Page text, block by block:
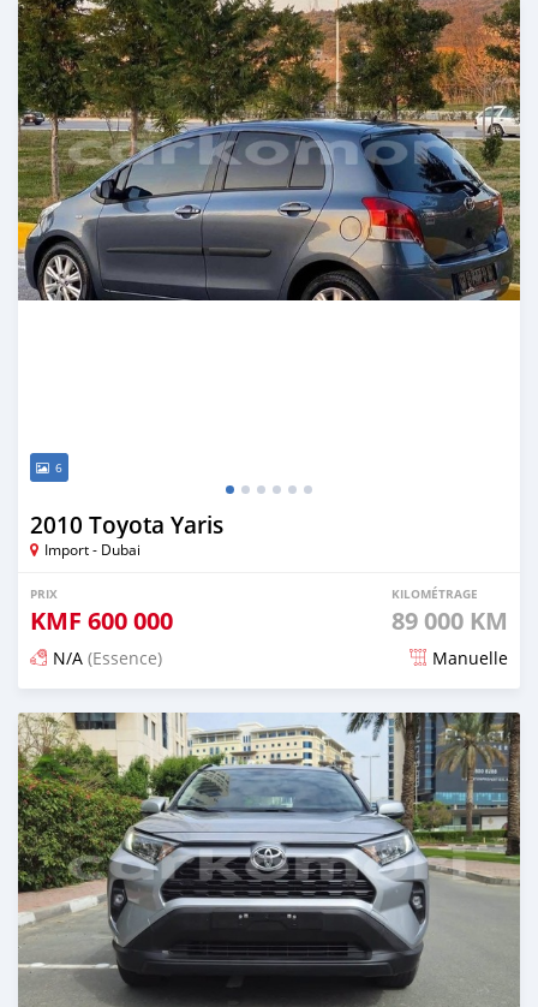
6
2010 Toyota Yaris
Import - Dubai
PRIX
KMF 600 000
KILOMÉTRAGE
89 000 KM
N/A (Essence) Manuelle
Publié il y a 10 jours